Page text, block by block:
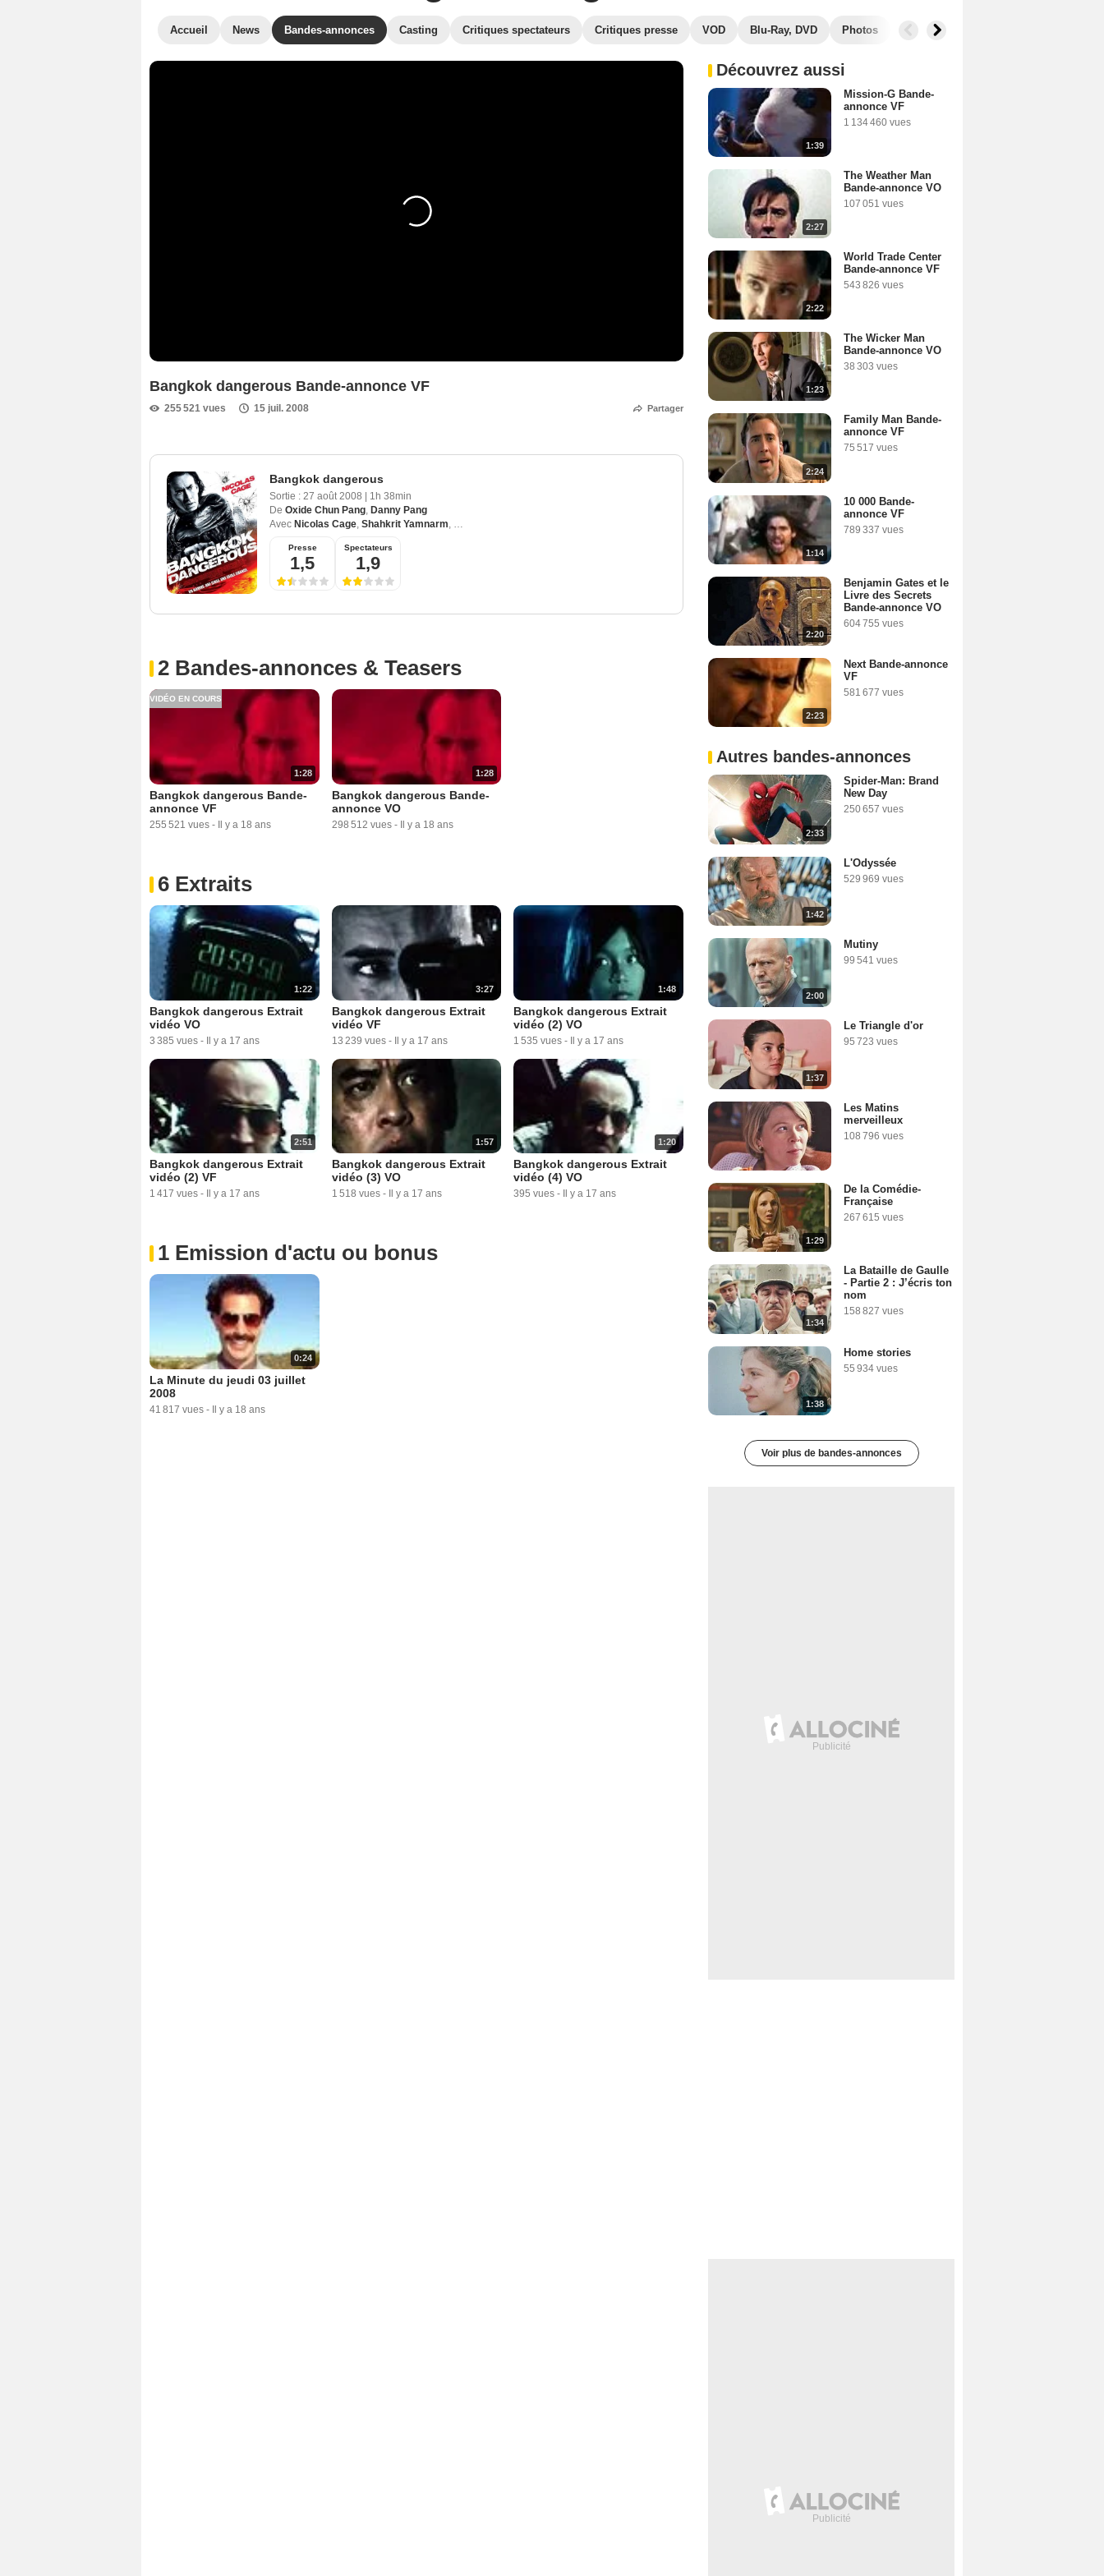
Accueil News Bandes-annonces Casting Critiques spectateurs Critiques presse VOD Blu-Ray, DVD Photos Musique
Bangkok dangerous Bande-annonce VF
255 521 vues 15 juil. 2008 Partager
Bangkok dangerous
Sortie : 27 août 2008
1h 38min
De Oxide Chun Pang, Danny Pang
Avec Nicolas Cage, Shahkrit Yamnarm, Charlie Yeung
Presse
1,5
Spectateurs
1,9
2 Bandes-annonces & Teasers
1:28
VIDÉO EN COURS
Bangkok dangerous Bande-
annonce VF
255 521 vues - Il y a 18 ans
1:28
Bangkok dangerous Bande-
annonce VO
298 512 vues - Il y a 18 ans
6 Extraits
1:22
Bangkok dangerous Extrait
vidéo VO
3 385 vues - Il y a 17 ans
3:27
Bangkok dangerous Extrait
vidéo VF
13 239 vues - Il y a 17 ans
1:48
Bangkok dangerous Extrait
vidéo (2) VO
1 535 vues - Il y a 17 ans
2:51
Bangkok dangerous Extrait
vidéo (2) VF
1 417 vues - Il y a 17 ans
1:57
Bangkok dangerous Extrait
vidéo (3) VO
1 518 vues - Il y a 17 ans
1:20
Bangkok dangerous Extrait
vidéo (4) VO
395 vues - Il y a 17 ans
1 Emission d'actu ou bonus
0:24
La Minute du jeudi 03 juillet
2008
41 817 vues - Il y a 18 ans
Découvrez aussi
1:39
Mission-G Bande-
annonce VF
1 134 460 vues
2:27
The Weather Man
Bande-annonce VO
107 051 vues
2:22
World Trade Center
Bande-annonce VF
543 826 vues
1:23
The Wicker Man
Bande-annonce VO
38 303 vues
2:24
Family Man Bande-
annonce VF
75 517 vues
1:14
10 000 Bande-
annonce VF
789 337 vues
2:20
Benjamin Gates et le
Livre des Secrets
Bande-annonce VO
604 755 vues
2:23
Next Bande-annonce
VF
581 677 vues
Autres bandes-annonces
2:33
Spider-Man: Brand
New Day
250 657 vues
1:42
L'Odyssée
529 969 vues
2:00
Mutiny
99 541 vues
1:37
Le Triangle d'or
95 723 vues
Les Matins
merveilleux
108 796 vues
1:29
De la Comédie-
Française
267 615 vues
1:34
La Bataille de Gaulle
- Partie 2 : J’écris ton
nom
158 827 vues
1:38
Home stories
55 934 vues
Voir plus de bandes-annonces